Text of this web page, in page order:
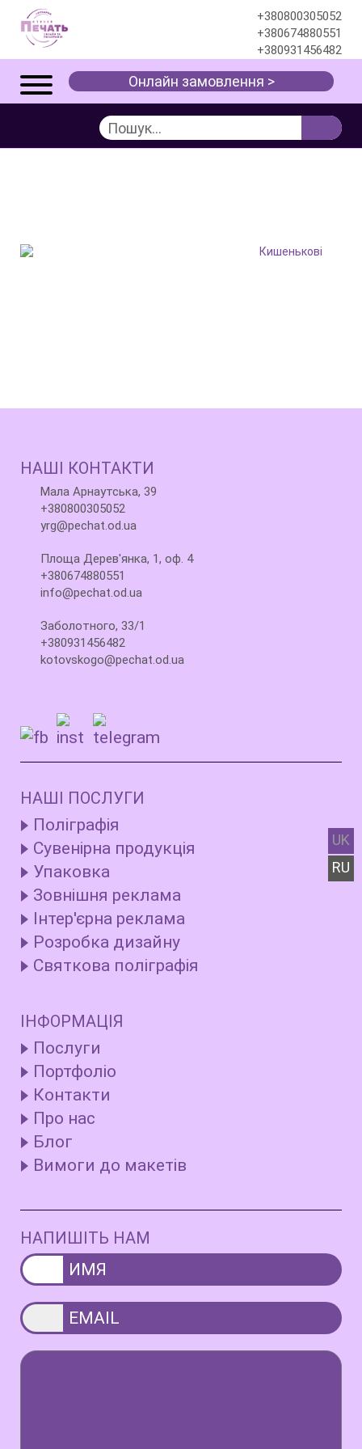
+380800305052
+380674880551
+380931456482
UK
RU
Онлайн замовлення >
Кишенькові
НАШІ КОНТАКТИ
Мала Арнаутська, 39
+380800305052
yrg@pechat.od.ua
Площа Дерев'янка, 1, оф. 4
+380674880551
info@pechat.od.ua
Заболотного, 33/1
+380931456482
kotovskogo@pechat.od.ua
НАШІ ПОСЛУГИ
Поліграфія
Сувенірна продукція
Упаковка
Зовнішня реклама
Інтер'єрна реклама
Розробка дизайну
Святкова поліграфія
ІНФОРМАЦІЯ
Послуги
Портфоліо
Контакти
Про нас
Блог
Вимоги до макетів
НАПИШІТЬ НАМ